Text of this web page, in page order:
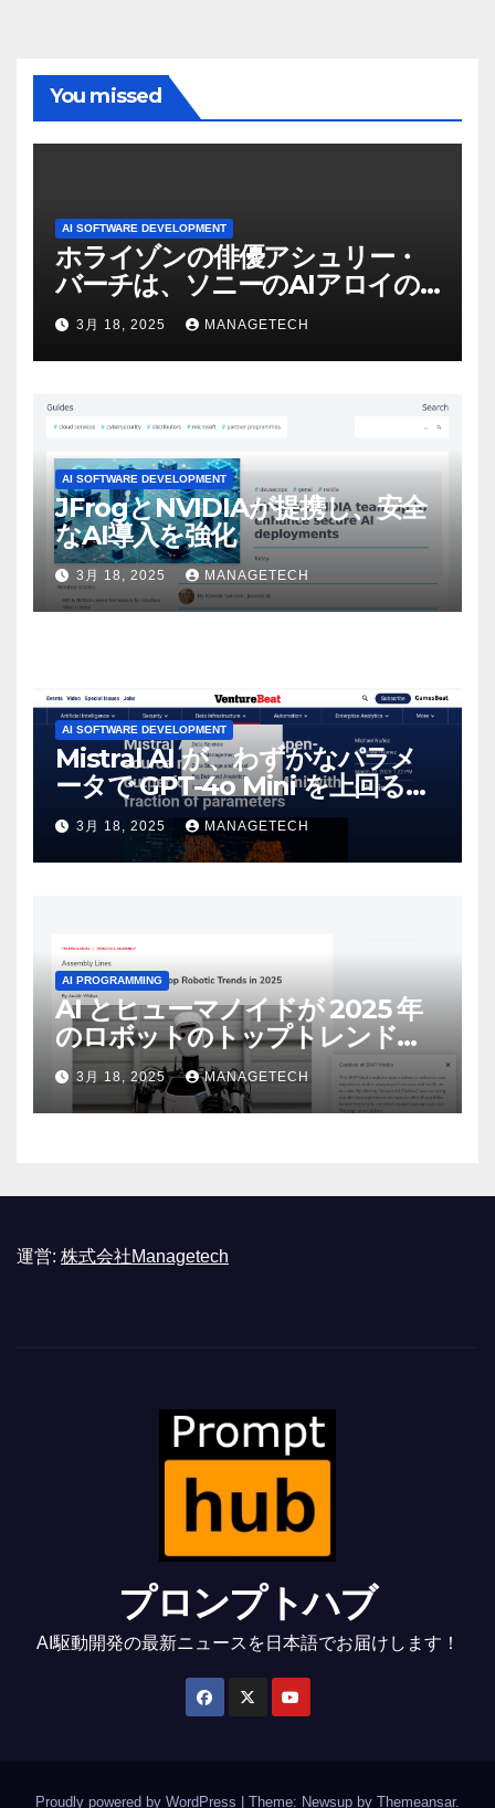
You missed
AI SOFTWARE DEVELOPMENT
ホライゾンの俳優アシュリー・
バーチは、ソニーのAIアロイの
ビデオを見て「ゲームパフォー
マンスという芸術形式に不安を
感じた」と語る – IGN
3月 18, 2025 MANAGETECH
AI SOFTWARE DEVELOPMENT
JFrogとNVIDIAが提携し、安全
なAI導入を強化
3月 18, 2025 MANAGETECH
AI SOFTWARE DEVELOPMENT
Mistral AI が、わずかなパラメ
ータで GPT-4o Mini を上回る新
しいオープンソース モデルをリ
リース | VentureBeat
3月 18, 2025 MANAGETECH
AI PROGRAMMING
AI とヒューマノイドが 2025 年
のロボットのトップトレンドに |
ASSEMBLY
3月 18, 2025 MANAGETECH
運営: 株式会社Managetech
プロンプトハブ
AI駆動開発の最新ニュースを日本語でお届けします！
Proudly powered by WordPress Theme: Newsup by Themeansar.